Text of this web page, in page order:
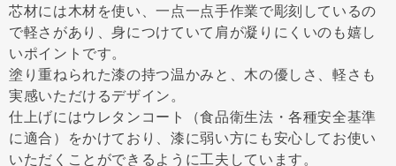
芯材には木材を使い、一点一点手作業で彫刻しているの
で軽さがあり、身につけていて肩が凝りにくいのも嬉し
いポイントです。
塗り重ねられた漆の持つ温かみと、木の優しさ、軽さも
実感いただけるデザイン。
仕上げにはウレタンコート（食品衛生法・各種安全基準
に適合）をかけており、漆に弱い方にも安心してお使い
いただくことができるように工夫しています。